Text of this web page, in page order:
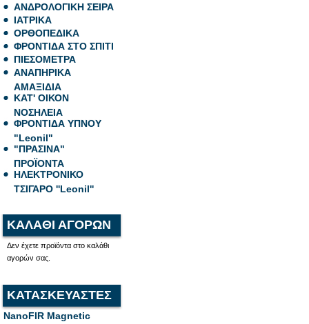
ΑΝΔΡΟΛΟΓΙΚΗ ΣΕΙΡΑ
ΙΑΤΡΙΚΑ
ΟΡΘΟΠΕΔΙΚΑ
ΦΡΟΝΤΙΔΑ ΣΤΟ ΣΠΙΤΙ
ΠΙΕΣΟΜΕΤΡΑ
ΑΝΑΠΗΡΙΚΑ
ΑΜΑΞΙΔΙΑ
ΚΑΤ' ΟΙΚΟΝ
ΝΟΣΗΛΕΙΑ
ΦΡΟΝΤΙΔΑ ΥΠΝΟΥ
"Leonil"
"ΠΡΑΣΙΝΑ"
ΠΡΟΪΟΝΤΑ
ΗΛΕΚΤΡΟΝΙΚΟ
ΤΣΙΓΑΡΟ ''Leonil''
ΚΑΛΑΘΙ ΑΓΟΡΩΝ
Δεν έχετε προϊόντα στο καλάθι
αγορών σας.
ΚΑΤΑΣΚΕΥΑΣΤΕΣ
NanoFIR Magnetic